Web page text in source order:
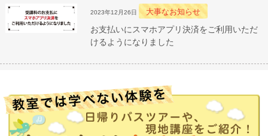
2023年12月26日 大事なお知らせ
お支払いにスマホアプリ決済をご利用いただ
けるようになりました